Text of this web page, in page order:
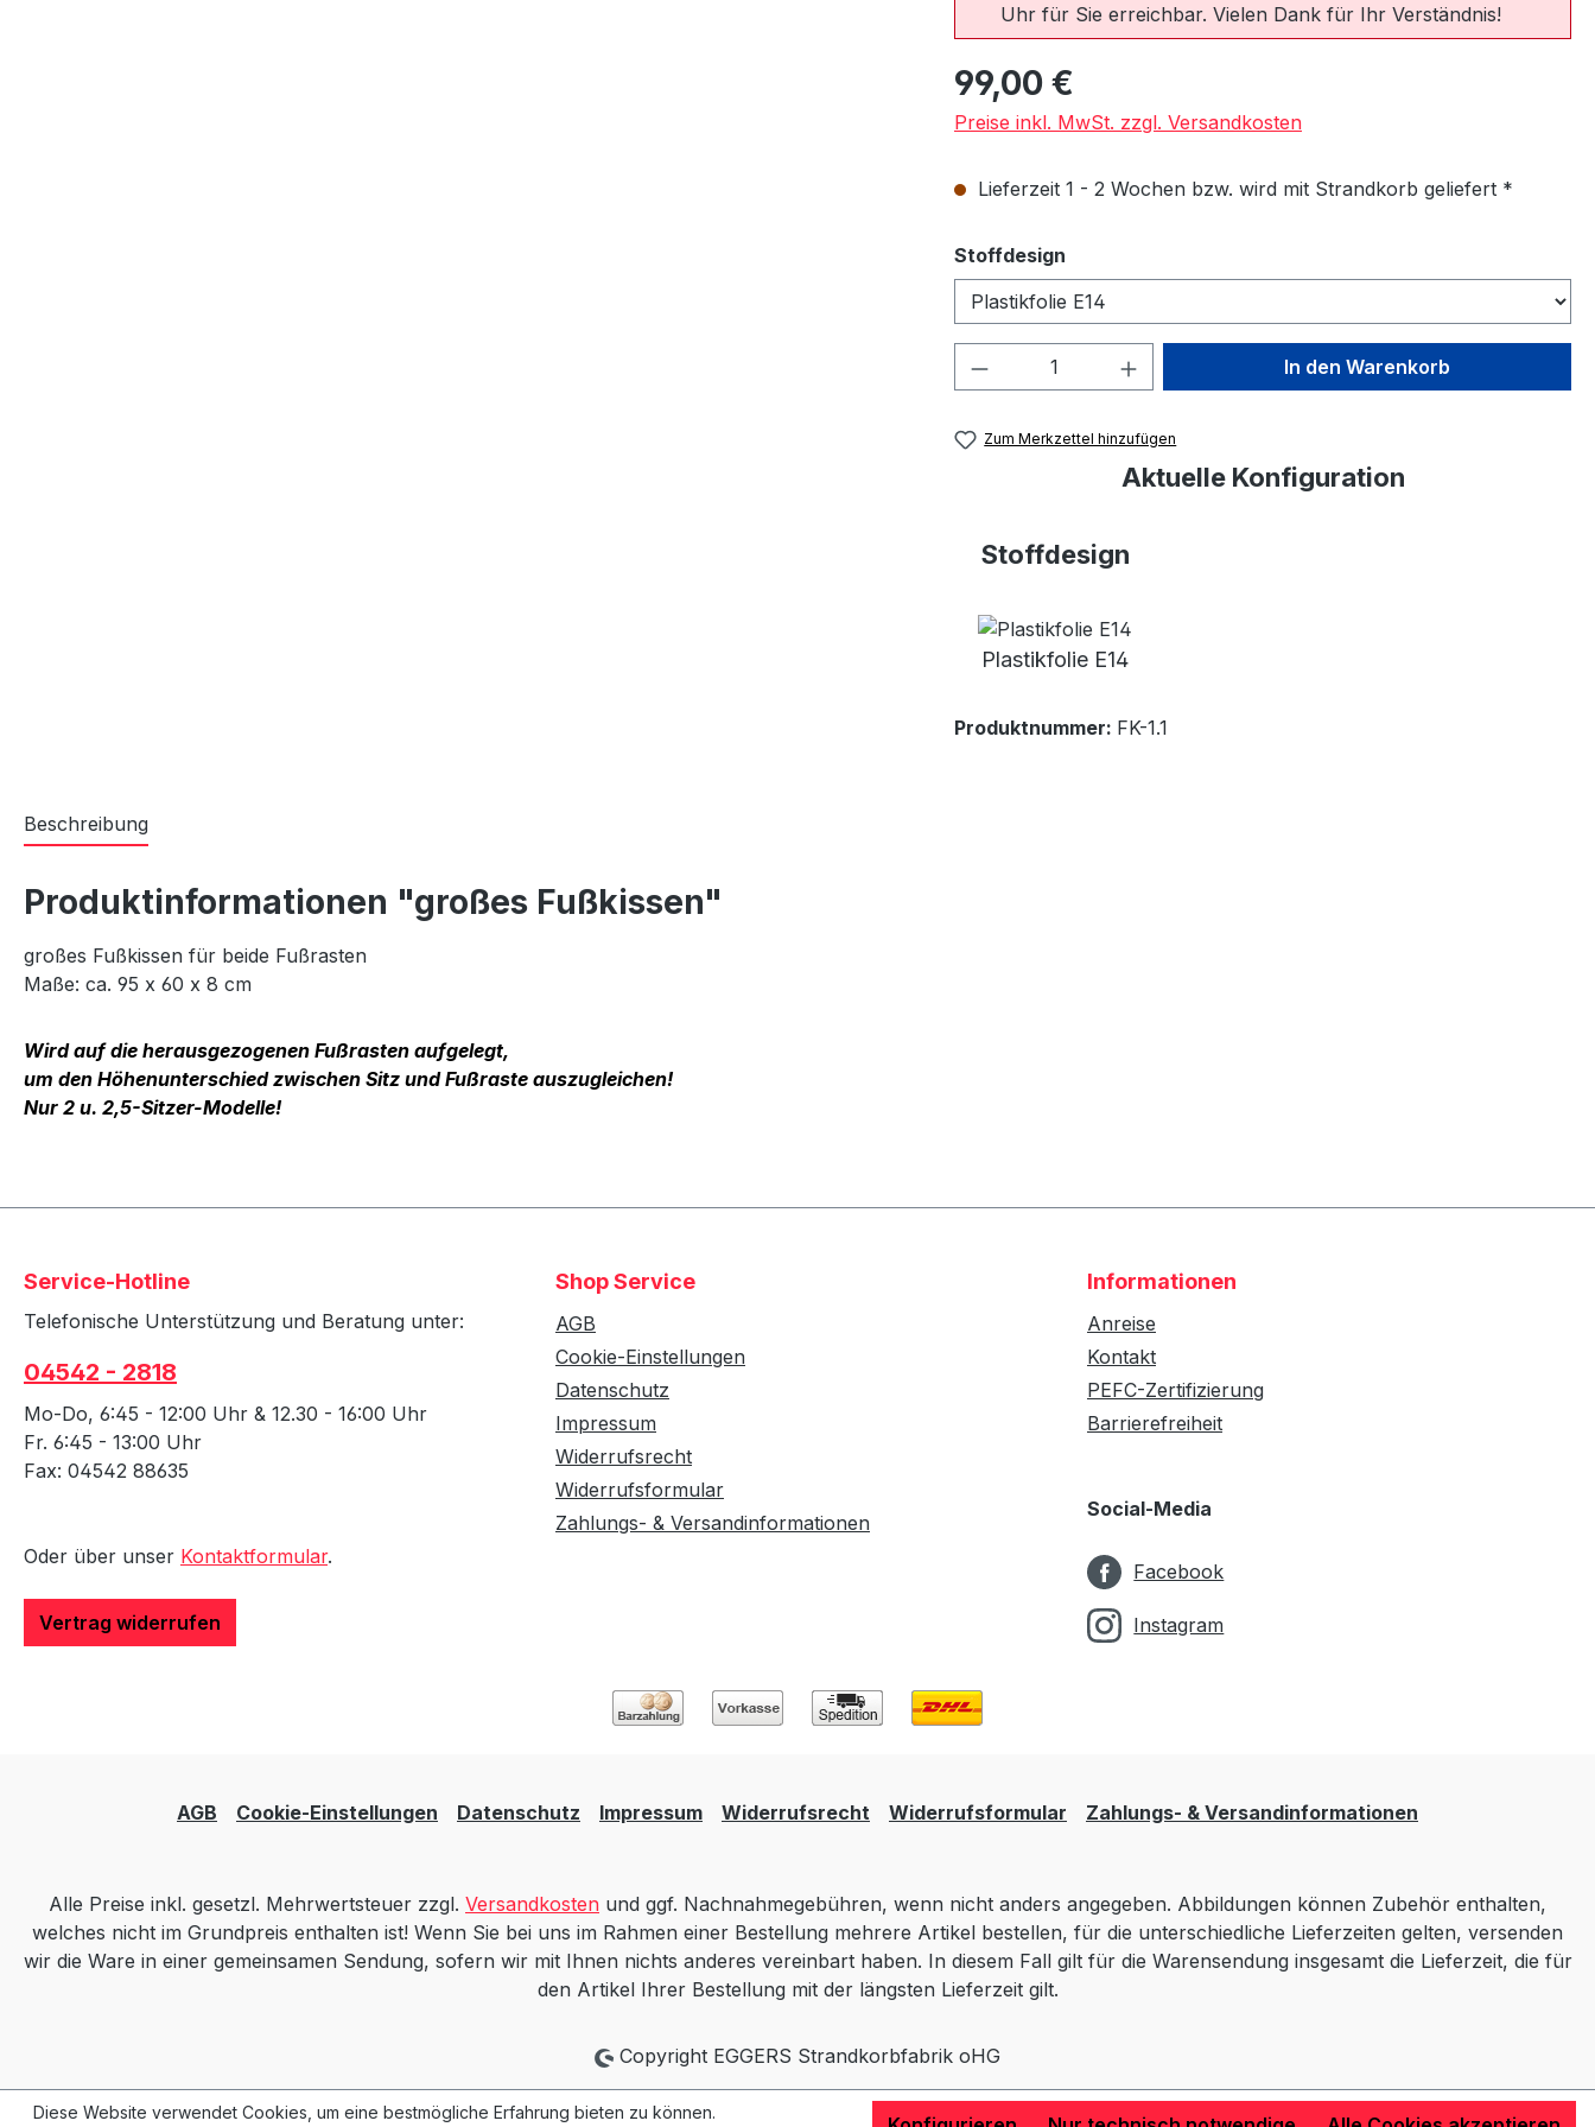
Uhr für Sie erreichbar. Vielen Dank für Ihr Verständnis!
Regulärer Preis:
99,00 €
Preise inkl. MwSt. zzgl. Versandkosten
Lieferzeit 1 - 2 Wochen bzw. wird mit Strandkorb geliefert *
Stoffdesign
Produkt Anzahl: Gib den gewünschten Wert
In den Warenkorb
Zum Merkzettel hinzufügen
Aktuelle Konfiguration
Stoffdesign
Plastikfolie E14
Produktnummer: FK-1.1
Beschreibung
Produktinformationen "großes Fußkissen"
großes Fußkissen für beide Fußrasten
Maße: ca. 95 x 60 x 8 cm
Wird auf die herausgezogenen Fußrasten aufgelegt,
um den Höhenunterschied zwischen Sitz und Fußraste auszugleichen!
Nur 2 u. 2,5-Sitzer-Modelle!
Service-Hotline
Telefonische Unterstützung und Beratung unter:
04542 - 2818
Mo-Do, 6:45 - 12:00 Uhr & 12.30 - 16:00 Uhr
Fr. 6:45 - 13:00 Uhr
Fax: 04542 88635
Oder über unser Kontaktformular.
Vertrag widerrufen
Shop Service
AGB
Cookie-Einstellungen
Datenschutz
Impressum
Widerrufsrecht
Widerrufsformular
Zahlungs- & Versandinformationen
Informationen
Anreise
Kontakt
PEFC-Zertifizierung
Barrierefreiheit
Social-Media
Facebook
Instagram
AGB Cookie-Einstellungen Datenschutz Impressum Widerrufsrecht Widerrufsformular Zahlungs- & Versandinformationen
Alle Preise inkl. gesetzl. Mehrwertsteuer zzgl. Versandkosten und ggf. Nachnahmegebühren, wenn nicht anders angegeben. Abbildungen können Zubehör enthalten,
welches nicht im Grundpreis enthalten ist! Wenn Sie bei uns im Rahmen einer Bestellung mehrere Artikel bestellen, für die unterschiedliche Lieferzeiten gelten, versenden
wir die Ware in einer gemeinsamen Sendung, sofern wir mit Ihnen nichts anderes vereinbart haben. In diesem Fall gilt für die Warensendung insgesamt die Lieferzeit, die für
den Artikel Ihrer Bestellung mit der längsten Lieferzeit gilt.
Copyright EGGERS Strandkorbfabrik oHG
Diese Website verwendet Cookies, um eine bestmögliche Erfahrung bieten zu können.